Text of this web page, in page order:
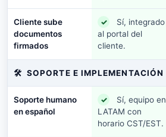
Cliente sube
documentos
firmados
✓
Sí, integrado
al portal del
cliente.
🛠 SOPORTE E IMPLEMENTACIÓN
Soporte humano
en español
✓
Sí, equipo en
LATAM con
horario CST/EST.